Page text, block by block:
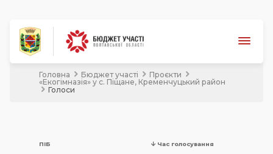
Про конкурс
Новини
Головна Бюджет участі
Проєкти
«Екогімназія» у с. Піщане, Кременчуцький район
Голоси
ПІБ Час голосування